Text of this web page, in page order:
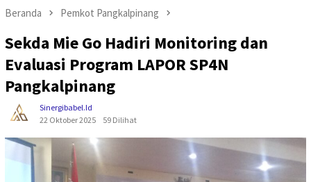
Beranda Pemkot Pangkalpinang
Sekda Mie Go Hadiri Monitoring dan
Evaluasi Program LAPOR SP4N
Pangkalpinang
Sinergibabel.id
22 Oktober 2025
59 Dilihat